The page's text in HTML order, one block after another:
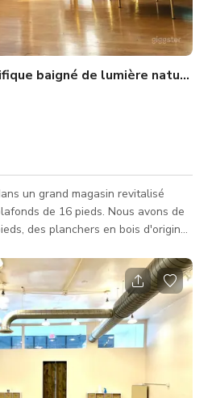
baigné de lumière naturelle
un grand magasin revitalisé
de 16 pieds. Nous avons de
des planchers en bois d'origine,
d'une chambre est de plain-pied
faciliter le déplacement du
de 10 personnes au total).